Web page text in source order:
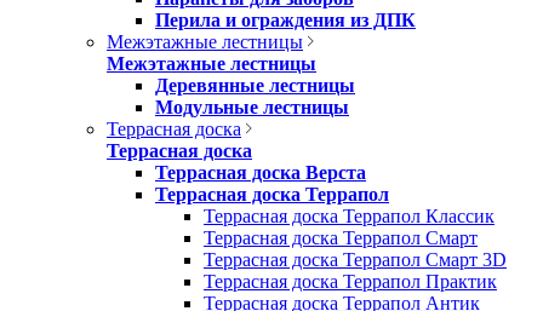
Перила и ограждения из ДПК
Межэтажные лестницы
Межэтажные лестницы
Деревянные лестницы
Модульные лестницы
Террасная доска
Террасная доска
Террасная доска Верста
Террасная доска Террапол
Террасная доска Террапол Классик
Террасная доска Террапол Смарт
Террасная доска Террапол Смарт 3D
Террасная доска Террапол Практик
Террасная доска Террапол Антик